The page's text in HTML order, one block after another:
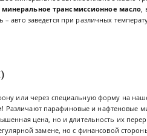
минеральное трансмиссионное масло,
авто заведется при различных
или через специальную форму на
Различают парафиновые и нафтеновые
цена, но и длительность их
замене, но с финансовой